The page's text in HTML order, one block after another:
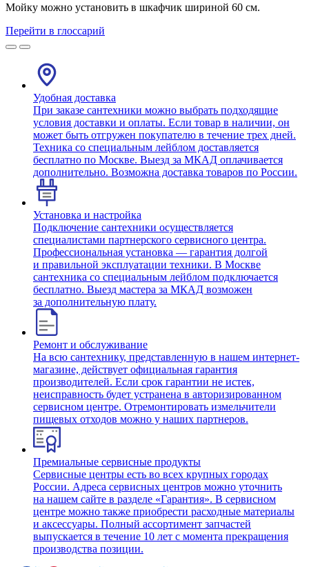
Мойку можно установить в шкафчик шириной 60 см.
Перейти в глоссарий
Удобная доставка
При заказе сантехники можно выбрать подходящие
условия доставки и оплаты. Если товар в наличии, он
может быть отгружен покупателю в течение трех дней.
Техника со специальным лейблом доставляется
бесплатно по Москве. Выезд за МКАД оплачивается
дополнительно. Возможна доставка товаров по России.
Установка и настройка
Подключение сантехники осуществляется
специалистами партнерского сервисного центра.
Профессиональная установка — гарантия долгой
и правильной эксплуатации техники. В Москве
сантехника со специальным лейблом подключается
бесплатно. Выезд мастера за МКАД возможен
за дополнительную плату.
Ремонт и обслуживание
На всю сантехнику, представленную в нашем интернет-
магазине, действует официальная гарантия
производителей. Если срок гарантии не истек,
неисправность будет устранена в авторизированном
сервисном центре. Отремонтировать измельчители
пищевых отходов можно у наших партнеров.
Премиальные сервисные продукты
Сервисные центры есть во всех крупных городах
России. Адреса сервисных центров можно уточнить
на нашем сайте в разделе «Гарантия». В сервисном
центре можно также приобрести расходные материалы
и аксессуары. Полный ассортимент запчастей
выпускается в течение 10 лет с момента прекращения
производства позиции.